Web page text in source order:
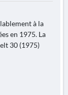
à la
en 1975. La
30 (1975)